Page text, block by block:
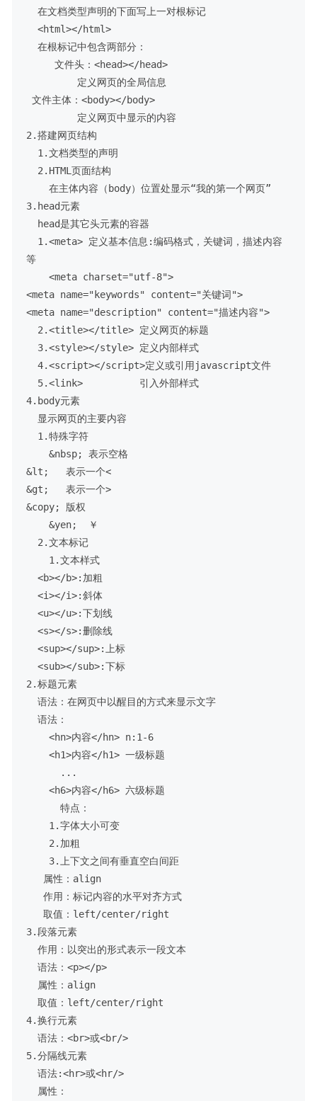
在文档类型声明的下面写上一对根标记
<html></html>
在根标记中包含两部分：
文件头：<head></head>
定义网页的全局信息
文件主体：<body></body>
定义网页中显示的内容
2.搭建网页结构
1.文档类型的声明
2.HTML页面结构
在主体内容（body）位置处显示“我的第一个网页”
3.head元素
head是其它头元素的容器
1.<meta> 定义基本信息:编码格式，关键词，描述内容
等
<meta charset="utf-8">
<meta name="keywords" content="关键词">
<meta name="description" content="描述内容">
2.<title></title> 定义网页的标题
3.<style></style> 定义内部样式
4.<script></script>定义或引用javascript文件
5.<link>          引入外部样式
4.body元素
显示网页的主要内容
1.特殊字符
&nbsp; 表示空格
&lt;   表示一个<
&gt;   表示一个>
&copy; 版权
&yen;  ￥
2.文本标记
1.文本样式
<b></b>:加粗
<i></i>:斜体
<u></u>:下划线
<s></s>:删除线
<sup></sup>:上标
<sub></sub>:下标
2.标题元素
语法：在网页中以醒目的方式来显示文字
语法：
<hn>内容</hn> n:1-6
<h1>内容</h1> 一级标题
...
<h6>内容</h6> 六级标题
特点：
1.字体大小可变
2.加粗
3.上下文之间有垂直空白间距
属性：align
作用：标记内容的水平对齐方式
取值：left/center/right
3.段落元素
作用：以突出的形式表示一段文本
语法：<p></p>
属性：align
取值：left/center/right
4.换行元素
语法：<br>或<br/>
5.分隔线元素
语法:<hr>或<hr/>
属性：